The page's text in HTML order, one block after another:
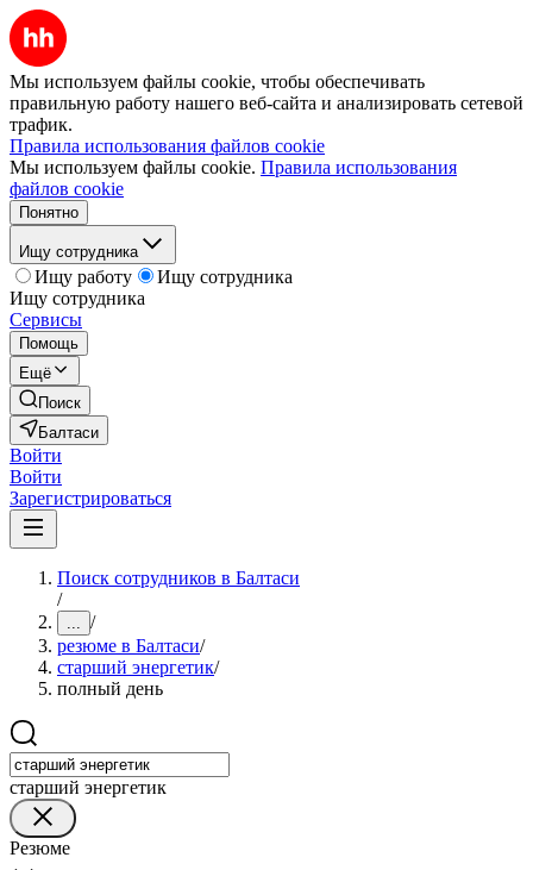
Мы используем файлы cookie, чтобы обеспечивать
правильную работу нашего веб-сайта и анализировать сетевой
трафик.
Правила использования файлов cookie
Мы используем файлы cookie. Правила использования
файлов cookie
Понятно
Ищу сотрудника
Ищу работу
Ищу сотрудника
Ищу сотрудника
Сервисы
Помощь
Ещё
Поиск
Балтаси
Войти
Войти
Зарегистрироваться
Поиск сотрудников в Балтаси
/
... /
резюме в Балтаси/
старший энергетик/
полный день
старший энергетик
Резюме